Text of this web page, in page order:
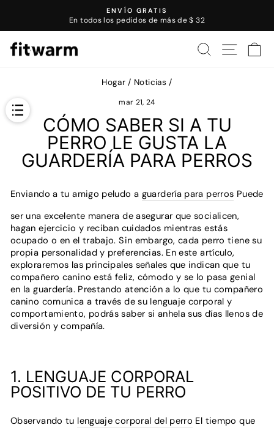
contenido
Presentación
ENVÍO GRATIS
En todos los pedidos de más de $ 32
BUSCAR
Hogar / Noticias /
mar 21, 24
CÓMO SABER SI A TU
PERRO LE GUSTA LA
GUARDERÍA PARA PERROS
Enviando a tu amigo peludo a guardería para perros Puede
ser una excelente manera de asegurar que socialicen,
hagan ejercicio y reciban cuidados mientras estás
ocupado o en el trabajo. Sin embargo, cada perro tiene su
propia personalidad y preferencias. En este artículo,
exploraremos las principales señales que indican que tu
compañero canino está feliz, cómodo y se lo pasa genial
en la guardería. Prestando atención a lo que tu compañero
canino comunica a través de su lenguaje corporal y
comportamiento, podrás saber si anhela sus días llenos de
diversión y compañía.
1. LENGUAJE CORPORAL
POSITIVO DE TU PERRO
Observando tu lenguaje corporal del perro El tiempo que